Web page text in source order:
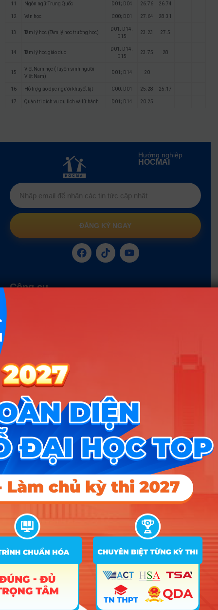
11 Ngôn ngữ Trung Quốc D01; D04 26.76 26.74
12 Văn học C00; D01 27.64 28.31
13 Tâm lý học (Tâm lý học trường học)
D01; D14;
D15
23.23 27.5
14 Tâm lý học giáo dục
D01; D14;
D15
23.75 28
15
Việt Nam học (Tuyển sinh người
Việt Nam)
D01; D14 20
16 Hỗ trợ giáo dục người khuyết tật C00; D01 25.28 25.17
17 Quản trị dịch vụ du lịch và lữ hành D01; D14 20.25
Hướng nghiệp
HOCMAI
ĐĂNG KÝ NGAY
Công cụ
Tin tuyển sinh Đại học
Về chúng tôi
Liên hệ
Điều khoản dịch vụ
Chính sách bảo mật